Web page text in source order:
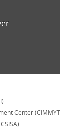
Center